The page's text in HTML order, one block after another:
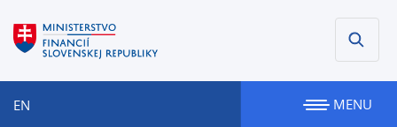
EN MENU